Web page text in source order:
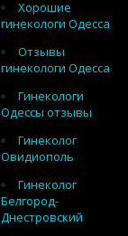
Хорошие
гинекологи Одесса
Отзывы
гинекологи Одесса
Гинекологи
Одессы отзывы
Гинеколог
Овидиополь
Гинеколог
Белгород-
Днестровский